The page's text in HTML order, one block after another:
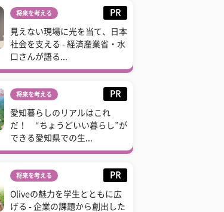
将来を考える PR
見えない現場に光を当て、日本
社会を支える - 経済産業省・水
口さんが語る...
将来を考える PR
愛知暮らしのリアルはこれ
だ！ “ちょうどいい暮らし”が
できる愛知県での生...
将来を考える PR
Oliveの魅力を学生とともに広
げる - 企業の課題から創出した